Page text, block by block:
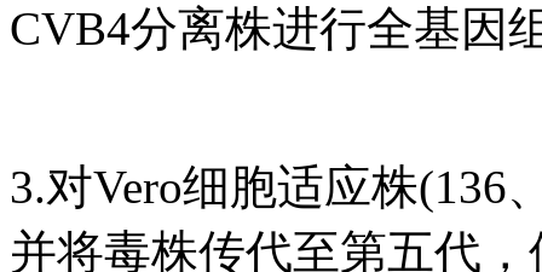
CVB4分离株进行全基因
3.对Vero细胞适应株(136
并将毒株传代至第五代